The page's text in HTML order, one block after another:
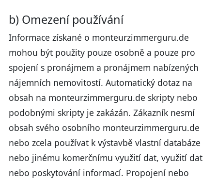
b) Omezení používání
Informace získané o monteurzimmerguru.de
mohou být použity pouze osobně a pouze pro
spojení s pronájmem a pronájmem nabízených
nájemních nemovitostí. Automatický dotaz na
obsah na monteurzimmerguru.de skripty nebo
podobnými skripty je zakázán. Zákazník nesmí
obsah svého osobního monteurzimmerguru.de
nebo zcela používat k výstavbě vlastní databáze
nebo jinému komerčnímu využití dat, využití dat
nebo poskytování informací. Propojení nebo